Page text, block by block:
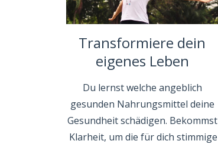
Transformiere dein
eigenes Leben
Du lernst welche angeblich
gesunden Nahrungsmittel deine
Gesundheit schädigen. Bekommst
Klarheit, um die für dich stimmige